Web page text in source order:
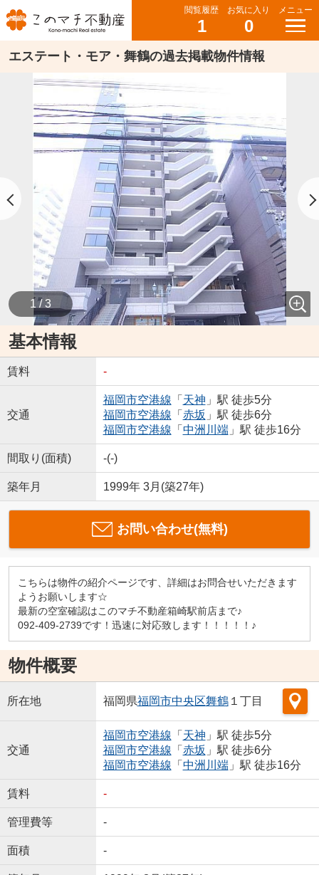
閲覧履歴
1
お気に入り
0
メニュー
エステート・モア・舞鶴の過去掲載物件情報
1 / 3
基本情報
賃料 -
交通
福岡市空港線 「 天神 」駅 徒歩5分
福岡市空港線 「 赤坂 」駅 徒歩6分
福岡市空港線 「 中洲川端」駅 徒歩16分
間取り(面積) -(-)
築年月 1999年 3月(築27年)
お問い合わせ(無料)
こちらは物件の紹介ページです、詳細はお問合せいただきます
ようお願いします☆
最新の空室確認はこのマチ不動産箱崎駅前店まで♪
092-409-2739です！迅速に対応致します！！！！！♪
物件概要
所在地 福岡県福岡市中央区舞鶴１丁目
交通
福岡市空港線 「 天神 」駅 徒歩5分
福岡市空港線 「 赤坂 」駅 徒歩6分
福岡市空港線 「 中洲川端」駅 徒歩16分
賃料 -
管理費等 -
面積 -